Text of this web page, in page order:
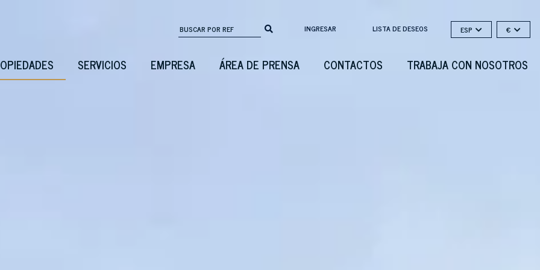
INGRESAR LISTA DE DESEOS ESP €
SERVICIOS EMPRESA ÁREA DE PRENSA CONTACTOS TRABAJA CON NOSOTROS